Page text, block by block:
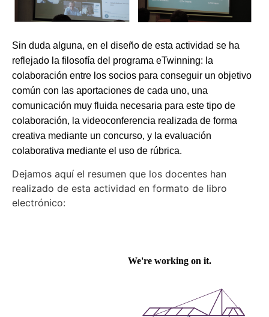
Sin duda alguna, en el diseño de esta actividad se ha
reflejado la filosofía del programa eTwinning: la
colaboración entre los socios para conseguir un objetivo
común con las aportaciones de cada uno, una
comunicación muy fluida necesaria para este tipo de
colaboración, la videoconferencia realizada de forma
creativa mediante un concurso, y la evaluación
colaborativa mediante el uso de rúbrica.
Dejamos aquí el resumen que los docentes han
realizado de esta actividad en formato de libro
electrónico: